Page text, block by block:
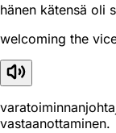
hänen kätensä oli
welcoming the
vastaanottaminen.